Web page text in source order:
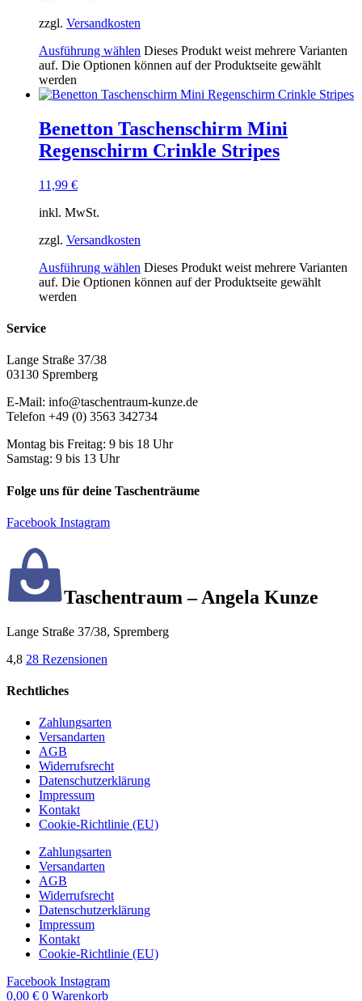
zzgl. Versandkosten
Ausführung wählen Dieses Produkt weist mehrere Varianten
auf. Die Optionen können auf der Produktseite gewählt
werden
Benetton Taschenschirm Mini
Regenschirm Crinkle Stripes
11,99 €
inkl. MwSt.
zzgl. Versandkosten
Ausführung wählen Dieses Produkt weist mehrere Varianten
auf. Die Optionen können auf der Produktseite gewählt
werden
Service
Lange Straße 37/38
03130 Spremberg
E-Mail: info@taschentraum-kunze.de
Telefon +49 (0) 3563 342734
Montag bis Freitag: 9 bis 18 Uhr
Samstag: 9 bis 13 Uhr
Folge uns für deine Taschenträume
Facebook Instagram
Taschentraum – Angela Kunze
Lange Straße 37/38, Spremberg
4,8 28 Rezensionen
Rechtliches
Zahlungsarten
Versandarten
AGB
Widerrufsrecht
Datenschutzerklärung
Impressum
Kontakt
Cookie-Richtlinie (EU)
Zahlungsarten
Versandarten
AGB
Widerrufsrecht
Datenschutzerklärung
Impressum
Kontakt
Cookie-Richtlinie (EU)
Facebook Instagram
0,00 € 0 Warenkorb